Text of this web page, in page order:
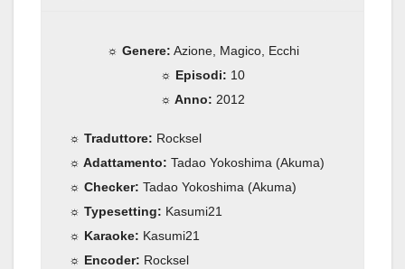
☼ Genere: Azione, Magico, Ecchi
☼ Episodi: 10
☼ Anno: 2012
☼ Traduttore: Rocksel
☼ Adattamento: Tadao Yokoshima (Akuma)
☼ Checker: Tadao Yokoshima (Akuma)
☼ Typesetting: Kasumi21
☼ Karaoke: Kasumi21
☼ Encoder: Rocksel